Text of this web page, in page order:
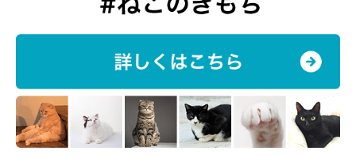
参考／「ねこのきもち」2018年5月号『「本来の猫」とのギャッ
プがすごい！イマドキ飼い猫の真実』（監修：哺乳動物学者 川
崎市環境影響評価審議会委員 「ねこの博物館」館長 日本動物科
学研究所所長 今泉忠明先生）
文／しばたまみ
※写真はスマホアプリ「いぬ・ねこのきもち」で投稿されたもの
です。